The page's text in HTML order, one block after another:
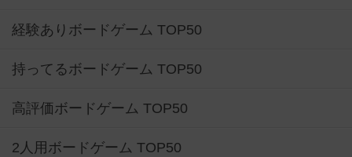
経験ありボードゲーム TOP50
持ってるボードゲーム TOP50
高評価ボードゲーム TOP50
2人用ボードゲーム TOP50